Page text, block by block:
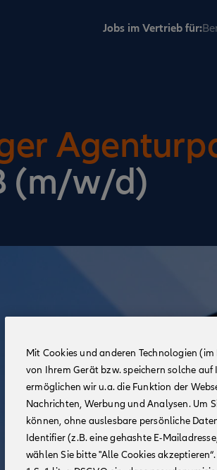
Jobs im Vertrieb für:
(m/w/d)
Mit Cookies und anderen Technologien
von Ihrem Gerät bzw. speichern solche
ermöglichen wir u.a. die Funktion der
Nachrichten, Werbung und Analysen. Um
können, ohne auslesbare persönliche
Identifier (z.B. eine gehashte E-
wählen Sie bitte "Alle Cookies